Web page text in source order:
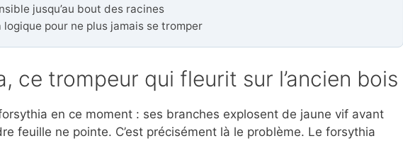
jusqu’au bout des racines
logique pour ne plus jamais se tromper
ce trompeur qui fleurit sur l’ancien bois
en ce moment : ses branches explosent de jaune vif avant
feuille ne pointe. C’est précisément là le problème. Le forsythia